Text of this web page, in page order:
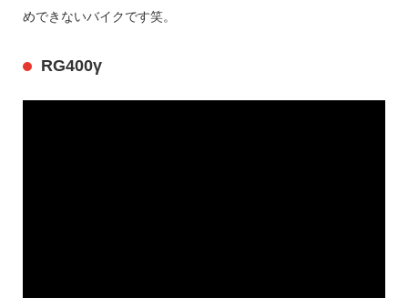
めできないバイクです笑。
RG400γ